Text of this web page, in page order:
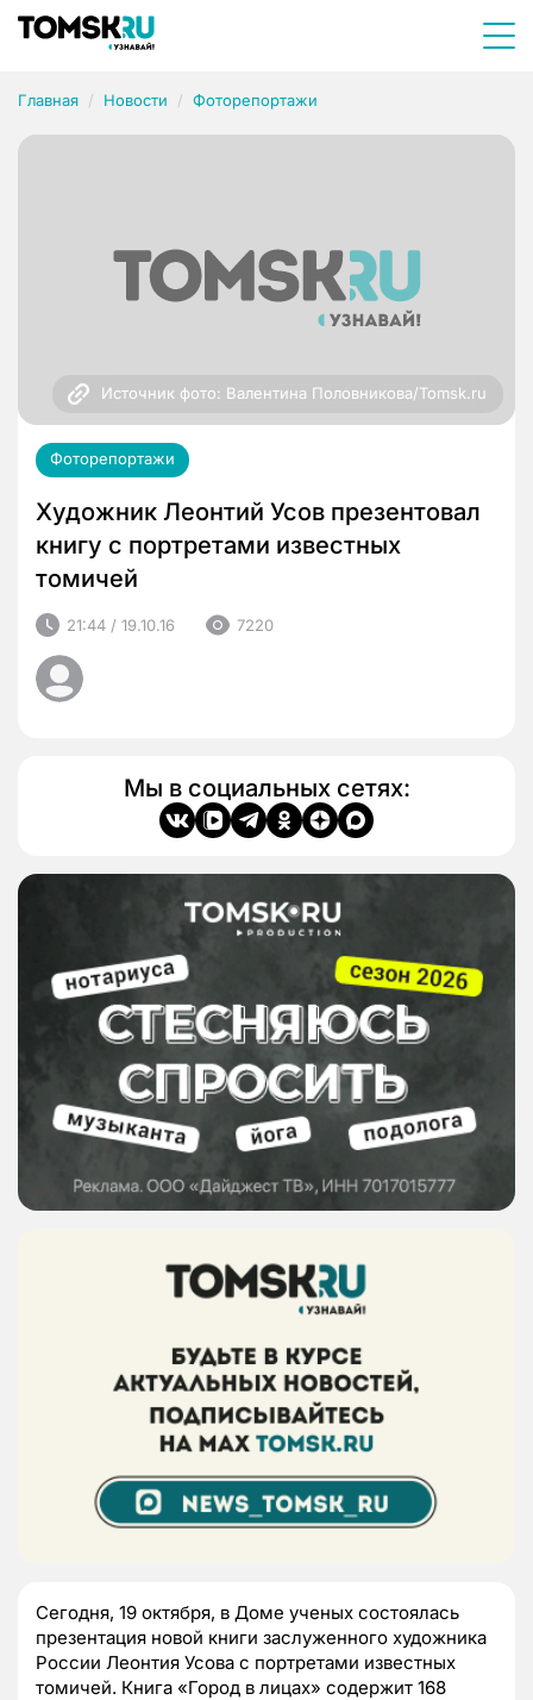
Главная Новости Фоторепортажи
Источник фото: Валентина Половникова/Tomsk.ru
Фоторепортажи
Художник Леонтий Усов презентовал
книгу с портретами известных
томичей
21:44 / 19.10.16 7220
Мы в социальных сетях:
Сегодня, 19 октября, в Доме ученых состоялась
презентация новой книги заслуженного художника
России Леонтия Усова с портретами известных
томичей. Книга «Город в лицах» содержит 168